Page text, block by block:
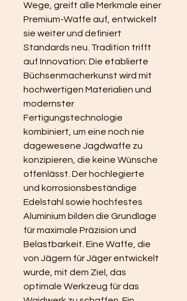
Wege, greift alle Merkmale einer
Premium-Waffe auf, entwickelt
sie weiter und definiert
Standards neu. Tradition trifft
auf Innovation: Die etablierte
Büchsenmacherkunst wird mit
hochwertigen Materialien und
modernster
Fertigungstechnologie
kombiniert, um eine noch nie
dagewesene Jagdwaffe zu
konzipieren, die keine Wünsche
offenlässt. Der hochlegierte
und korrosionsbeständige
Edelstahl sowie hochfestes
Aluminium bilden die Grundlage
für maximale Präzision und
Belastbarkeit. Eine Waffe, die
von Jägern für Jäger entwickelt
wurde, mit dem Ziel, das
optimale Werkzeug für das